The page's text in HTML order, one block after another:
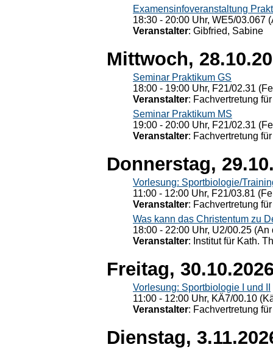
Examensinfoveranstaltung
18:30 - 20:00 Uhr, WE5/03.067
Veranstalter: Gibfried, Sabine
Mittwoch,
Seminar Praktikum GS
18:00 - 19:00 Uhr, F21/02.31
Veranstalter: Fachvertretung
Seminar Praktikum MS
19:00 - 20:00 Uhr, F21/02.31
Veranstalter: Fachvertretung
Donnerstag,
Vorlesung: Sportbiologie/
11:00 - 12:00 Uhr, F21/03.81
Veranstalter: Fachvertretung
Was kann das Christentum zu
18:00 - 22:00 Uhr, U2/00.25
Veranstalter: Institut für Kath.
Freitag,
Vorlesung: Sportbiologie I und II
11:00 - 12:00 Uhr, KÄ7/00.10
Veranstalter: Fachvertretung
Dienstag,